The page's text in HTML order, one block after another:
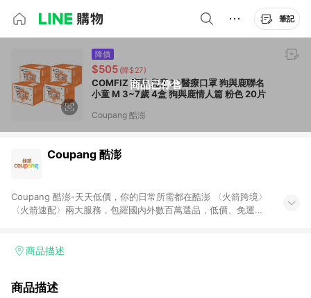
筆記
商品已停售
降價
$505 (降$27)
COMFIZ 康菲 兒童3D醫療口罩 狗與鹿聯名
小童 M 3~7歲 4盒 狗與鹿情人篇 粉色 20片
Coupang 酷澎
Coupang 酷澎
Coupang 酷澎-天天低價，你的日常所需都在酷澎 〈火箭跨境〉
〈火箭速配〉兩大服務，包羅國內外數百萬選品，低價、免運，
加入WOW會員告別湊免運，火箭速配、火箭跨境優質選品不限金
商品描述
商品描述